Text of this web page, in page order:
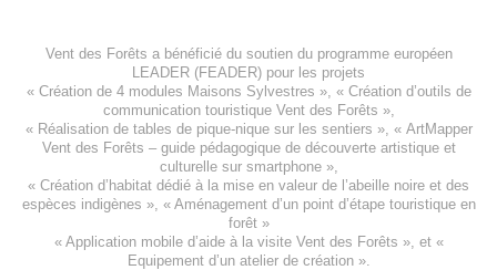
Vent des Forêts a bénéficié du soutien du programme européen
LEADER (FEADER) pour les projets
« Création de 4 modules Maisons Sylvestres », « Création d’outils de
communication touristique Vent des Forêts »,
« Réalisation de tables de pique-nique sur les sentiers », « ArtMapper
Vent des Forêts – guide pédagogique de découverte artistique et
culturelle sur smartphone »,
« Création d’habitat dédié à la mise en valeur de l’abeille noire et des
espèces indigènes », « Aménagement d’un point d’étape touristique en
forêt»
« Application mobile d’aide à la visite Vent des Forêts », et «
Equipement d’un atelier de création».